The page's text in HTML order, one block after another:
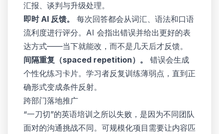
汇报、谈判与升级处理。
即时 AI 反馈。
每次回答都会从词汇、语法和口语
流利度进行评分。AI 会指出错误并给出更好的表
达方式——当下就能改，而不是几天后才反馈。
间隔重复（spaced repetition）。
错误会生成
个性化练习卡片。学习者反复训练薄弱点，直到正
确形式变成条件反射。
跨部门落地推广
“一刀切”的英语培训之所以失败，是因为不同团队
面对的沟通挑战不同。可规模化项目需要让内容匹